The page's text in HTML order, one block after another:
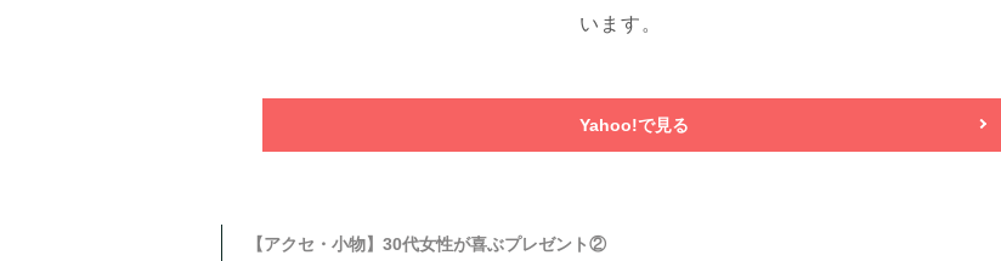
います。
Yahoo!で見る
【アクセ・小物】30代女性が喜ぶプレゼント②